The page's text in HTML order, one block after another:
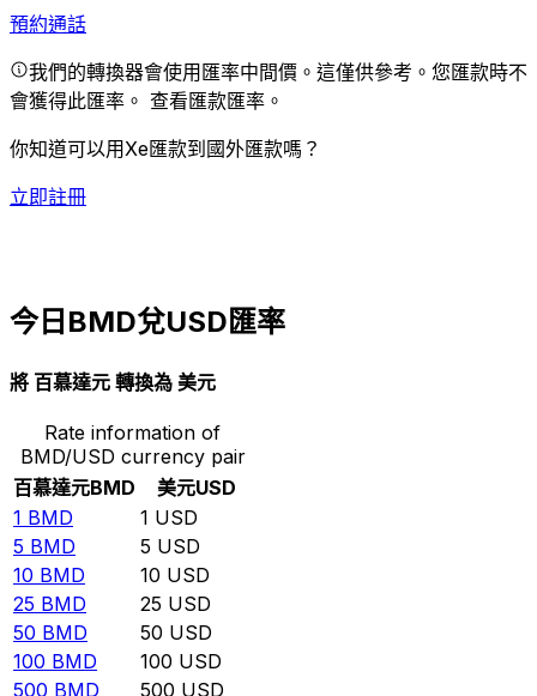
預約通話
我們的轉換器會使用匯率中間價。這僅供參考。您匯款時不
會獲得此匯率。 查看匯款匯率。
你知道可以用Xe匯款到國外匯款嗎？
立即註冊
今日BMD兌USD匯率
將 百慕達元 轉換為 美元
Rate information of
BMD/USD currency pair
百慕達元BMD 美元USD
1 BMD 1 USD
5 BMD 5 USD
10 BMD 10 USD
25 BMD 25 USD
50 BMD 50 USD
100 BMD 100 USD
500 BMD 500 USD